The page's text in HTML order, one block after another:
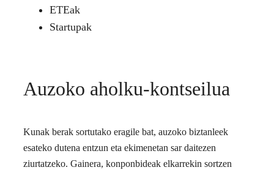
ETEak
Startupak
Auzoko aholku-kontseilua
Kunak berak sortutako eragile bat, auzoko biztanleek
esateko dutena entzun eta ekimenetan sar daitezen
ziurtatzeko. Gainera, konponbideak elkarrekin sortzen